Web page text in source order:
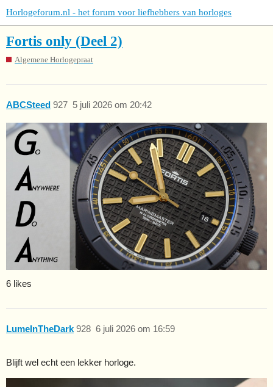
Horlogeforum.nl - het forum voor liefhebbers van horloges
Fortis only (Deel 2)
Algemene Horlogepraat
ABCSteed 5 juli 2026 om 20:42
927
6 likes
LumeInTheDark 6 juli 2026 om 16:59
928
Blijft wel echt een lekker horloge.